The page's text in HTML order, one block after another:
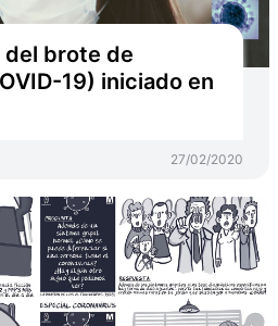
del brote de
19) iniciado en
27/02/2020